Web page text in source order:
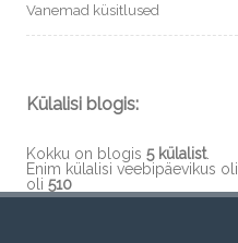
Vanemad küsitlused
Külalisi blogis:
Kokku on blogis 5 külalist.
Enim külalisi veebipäevikus oli
oli 510